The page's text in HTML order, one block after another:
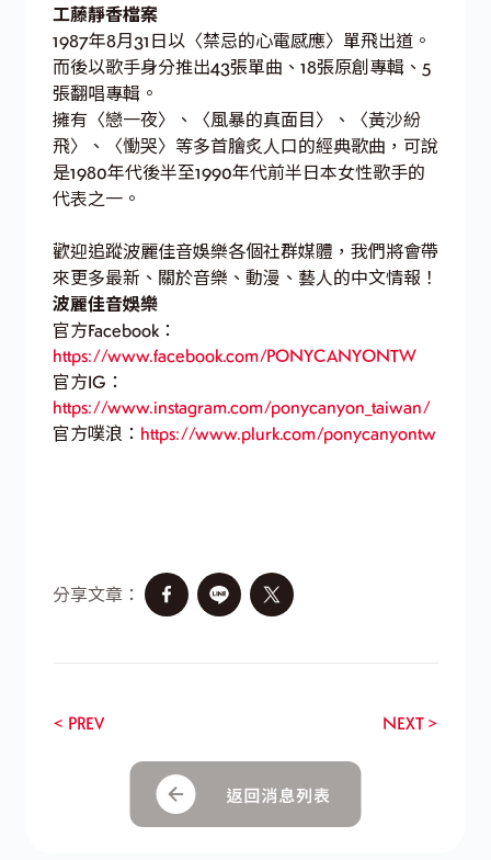
工藤靜香檔案
1987年8月31日以〈禁忌的心電感應〉單飛出道。
而後以歌手身分推出43張單曲、18張原創專輯、5
張翻唱專輯。
擁有〈戀一夜〉、〈風暴的真面目〉、〈黃沙紛
飛〉、〈慟哭〉等多首膾炙人口的經典歌曲，可說
是1980年代後半至1990年代前半日本女性歌手的
代表之一。
歡迎追蹤波麗佳音娛樂各個社群媒體，我們將會帶
來更多最新、關於音樂、動漫、藝人的中文情報！
波麗佳音娛樂
官方Facebook：
https://www.facebook.com/PONYCANYONTW
官方IG：
https://www.instagram.com/ponycanyon_taiwan/
官方噗浪： https://www.plurk.com/ponycanyontw
分享文章：
< PREV NEXT >